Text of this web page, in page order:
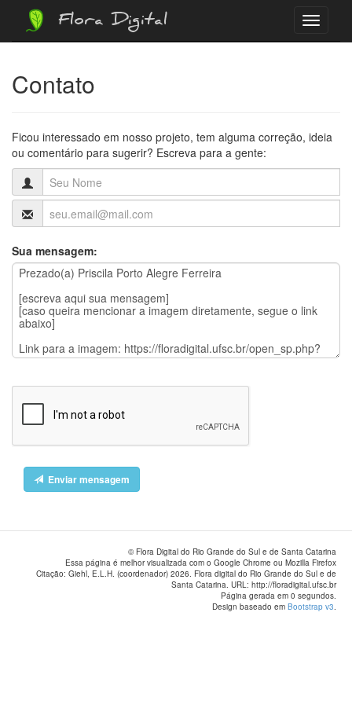
Menu
Flora Digital
Contato
Ficou interessado em nosso projeto, tem alguma correção, ideia
ou comentário para sugerir? Escreva para a gente:
Sua mensagem:
Enviar mensagem
© Flora Digital do Rio Grande do Sul e de Santa Catarina
Essa página é melhor visualizada com o Google Chrome ou Mozilla Firefox
Citação: Giehl, E.L.H. (coordenador) 2026. Flora digital do Rio Grande do Sul e de
Santa Catarina. URL: http://floradigital.ufsc.br
Página gerada em 0 segundos.
Design baseado em Bootstrap v3.